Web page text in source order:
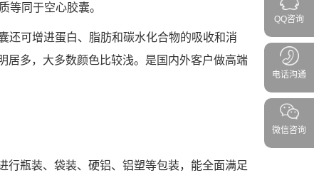
等同于空心胶囊。
还可增进蛋白、脂肪和碳水化合物的吸收和消
居多，大多数颜色比较浅。是国内外客户做高端
行瓶装、袋装、硬铝、铝塑等包装，能全面满足
QQ咨询
电话沟通
微信咨询